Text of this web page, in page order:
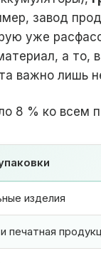
завод
уже
а то,
важно лишь
8 % ко
изделия
печатная